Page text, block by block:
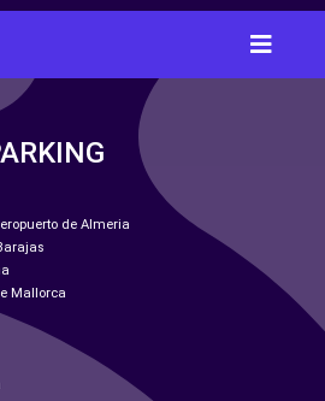
de Almeria
Mallorca